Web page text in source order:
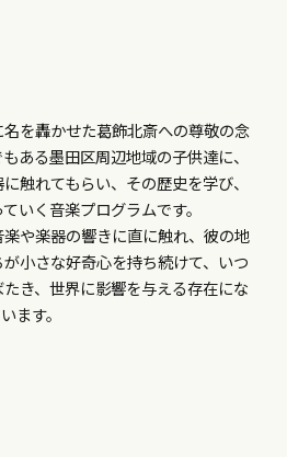
を轟かせた葛飾北斎への尊敬の念
ある墨田区周辺地域の子供達に、
触れてもらい、その歴史を学び、
いく音楽プログラムです。
や楽器の響きに直に触れ、彼の地
小さな好奇心を持ち続けて、いつ
き、世界に影響を与える存在にな
ます。